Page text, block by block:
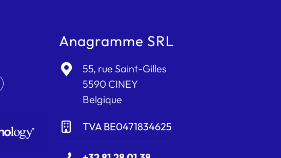
Anagramme SRL
55, rue Saint-Gilles
5590 CINEY
Belgique
TVA BE0471834625